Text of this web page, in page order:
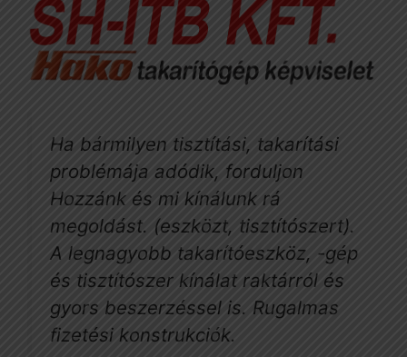
Ha bármilyen tisztítási, takarítási
problémája adódik, forduljon
Hozzánk és mi kínálunk rá
megoldást. (eszközt, tisztítószert).
A legnagyobb takarítóeszköz, -gép
és tisztítószer kínálat raktárról és
gyors beszerzéssel is. Rugalmas
fizetési konstrukciók.